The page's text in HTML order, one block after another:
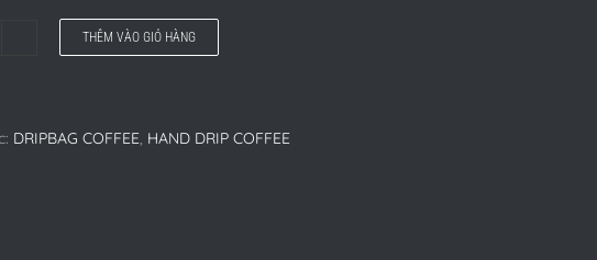
THÊM VÀO GIỎ HÀNG
DRIPBAG COFFEE, HAND DRIP COFFEE